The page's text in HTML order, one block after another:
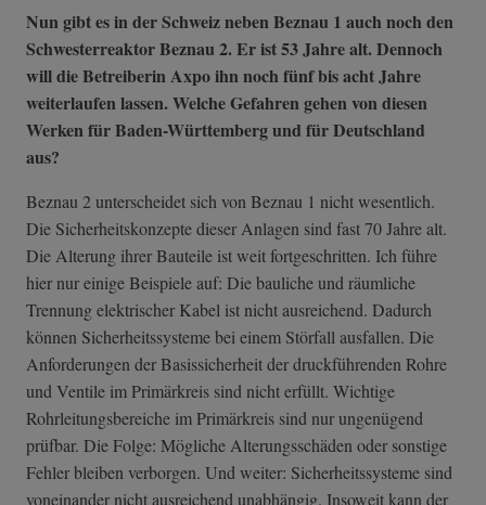
Nun gibt es in der Schweiz neben Beznau 1 auch noch den
Schwesterreaktor Beznau 2. Er ist 53 Jahre alt. Dennoch
will die Betreiberin Axpo ihn noch fünf bis acht Jahre
weiterlaufen lassen. Welche Gefahren gehen von diesen
Werken für Baden-Württemberg und für Deutschland
aus?
Beznau 2 unterscheidet sich von Beznau 1 nicht wesentlich.
Die Sicherheitskonzepte dieser Anlagen sind fast 70 Jahre alt.
Die Alterung ihrer Bauteile ist weit fortgeschritten. Ich führe
hier nur einige Beispiele auf: Die bauliche und räumliche
Trennung elektrischer Kabel ist nicht ausreichend. Dadurch
können Sicherheitssysteme bei einem Störfall ausfallen. Die
Anforderungen der Basissicherheit der druckführenden Rohre
und Ventile im Primärkreis sind nicht erfüllt. Wichtige
Rohrleitungsbereiche im Primärkreis sind nur ungenügend
prüfbar. Die Folge: Mögliche Alterungsschäden oder sonstige
Fehler bleiben verborgen. Und weiter: Sicherheitssysteme sind
voneinander nicht ausreichend unabhängig. Insoweit kann der